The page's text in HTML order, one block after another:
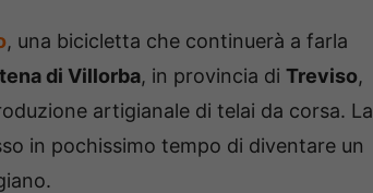
, una bicicletta che continuerà a farla
di Villorba, in provincia di Treviso,
artigianale di telai da corsa. La
in pochissimo tempo di diventare un